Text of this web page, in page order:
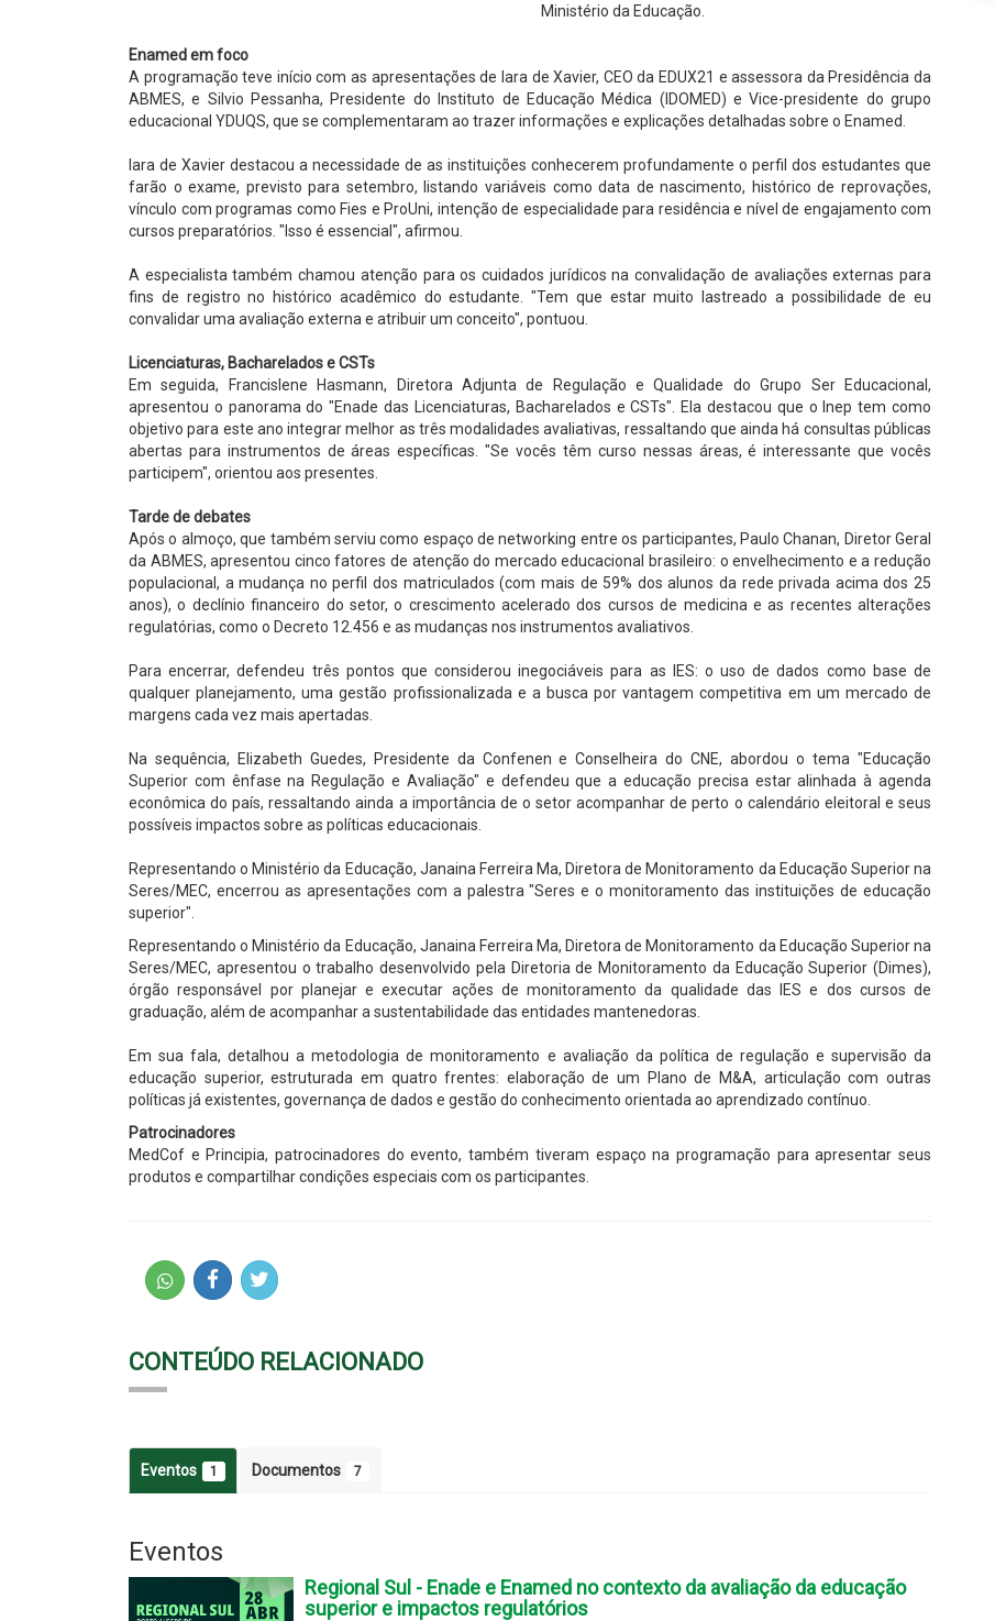
Ministério da Educação.
Enamed em foco
A programação teve início com as apresentações de Iara de Xavier, CEO da EDUX21 e assessora da Presidência da
ABMES, e Silvio Pessanha, Presidente do Instituto de Educação Médica (IDOMED) e Vice-presidente do grupo
educacional YDUQS, que se complementaram ao trazer informações e explicações detalhadas sobre o Enamed.
Iara de Xavier destacou a necessidade de as instituições conhecerem profundamente o perfil dos estudantes que
farão o exame, previsto para setembro, listando variáveis como data de nascimento, histórico de reprovações,
vínculo com programas como Fies e ProUni, intenção de especialidade para residência e nível de engajamento com
cursos preparatórios. "Isso é essencial", afirmou.
A especialista também chamou atenção para os cuidados jurídicos na convalidação de avaliações externas para
fins de registro no histórico acadêmico do estudante. "Tem que estar muito lastreado a possibilidade de eu
convalidar uma avaliação externa e atribuir um conceito", pontuou.
Licenciaturas, Bacharelados e CSTs
Em seguida, Francislene Hasmann, Diretora Adjunta de Regulação e Qualidade do Grupo Ser Educacional,
apresentou o panorama do "Enade das Licenciaturas, Bacharelados e CSTs". Ela destacou que o Inep tem como
objetivo para este ano integrar melhor as três modalidades avaliativas, ressaltando que ainda há consultas públicas
abertas para instrumentos de áreas específicas. "Se vocês têm curso nessas áreas, é interessante que vocês
participem", orientou aos presentes.
Tarde de debates
Após o almoço, que também serviu como espaço de networking entre os participantes, Paulo Chanan, Diretor Geral
da ABMES, apresentou cinco fatores de atenção do mercado educacional brasileiro: o envelhecimento e a redução
populacional, a mudança no perfil dos matriculados (com mais de 59% dos alunos da rede privada acima dos 25
anos), o declínio financeiro do setor, o crescimento acelerado dos cursos de medicina e as recentes alterações
regulatórias, como o Decreto 12.456 e as mudanças nos instrumentos avaliativos.
Para encerrar, defendeu três pontos que considerou inegociáveis para as IES: o uso de dados como base de
qualquer planejamento, uma gestão profissionalizada e a busca por vantagem competitiva em um mercado de
margens cada vez mais apertadas.
Na sequência, Elizabeth Guedes, Presidente da Confenen e Conselheira do CNE, abordou o tema "Educação
Superior com ênfase na Regulação e Avaliação" e defendeu que a educação precisa estar alinhada à agenda
econômica do país, ressaltando ainda a importância de o setor acompanhar de perto o calendário eleitoral e seus
possíveis impactos sobre as políticas educacionais.
Representando o Ministério da Educação, Janaina Ferreira Ma, Diretora de Monitoramento da Educação Superior na
Seres/MEC, encerrou as apresentações com a palestra "Seres e o monitoramento das instituições de educação
superior".
Representando o Ministério da Educação, Janaina Ferreira Ma, Diretora de Monitoramento da Educação Superior na
Seres/MEC, apresentou o trabalho desenvolvido pela Diretoria de Monitoramento da Educação Superior (Dimes),
órgão responsável por planejar e executar ações de monitoramento da qualidade das IES e dos cursos de
graduação, além de acompanhar a sustentabilidade das entidades mantenedoras.
Em sua fala, detalhou a metodologia de monitoramento e avaliação da política de regulação e supervisão da
educação superior, estruturada em quatro frentes: elaboração de um Plano de M&A, articulação com outras
políticas já existentes, governança de dados e gestão do conhecimento orientada ao aprendizado contínuo.
Patrocinadores
MedCof e Principia, patrocinadores do evento, também tiveram espaço na programação para apresentar seus
produtos e compartilhar condições especiais com os participantes.
CONTEÚDO RELACIONADO
Eventos 1 Documentos 7
Eventos
Regional Sul - Enade e Enamed no contexto da avaliação da educação
superior e impactos regulatórios